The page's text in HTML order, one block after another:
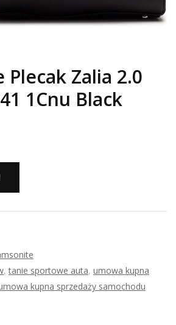
Plecak Zalia 2.0
1Cnu Black
,tanie sportowe auta, umowa kupna
kupna sprzedaży samochodu